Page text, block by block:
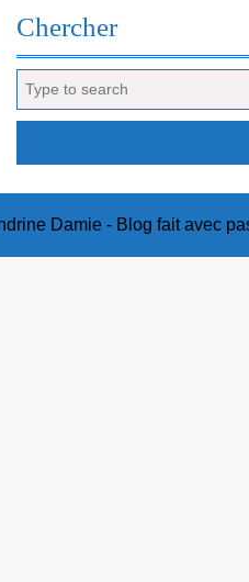
Chercher
for:
Damie - Blog fait avec